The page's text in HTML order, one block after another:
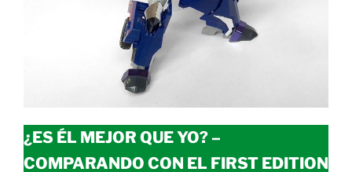
¿ES ÉL MEJOR QUE YO? –
COMPARANDO CON EL FIRST EDITION